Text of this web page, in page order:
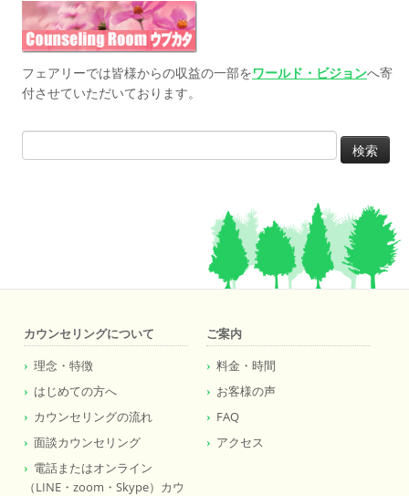
フェアリーでは皆様からの収益の一部をワールド・ビジョンへ寄
付させていただいております。
検
索:
カウンセリングについて
理念・特徴
はじめての方へ
カウンセリングの流れ
面談カウンセリング
電話またはオンライン
（LINE・zoom・Skype）カウ
ご案内
料金・時間
お客様の声
FAQ
アクセス